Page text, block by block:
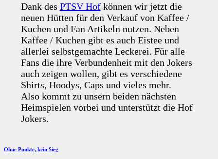
Dank des PTSV Hofkönnen wir jetzt die
neuen Hütten für den Verkauf von Kaffee /
Kuchen und Fan Artikeln nutzen. Neben
Kaffee / Kuchen gibt es auch Eistee und
allerlei selbstgemachte Leckerei. Für alle
Fans die ihre Verbundenheit mit den Jokers
auch zeigen wollen, gibt es verschiedene
Shirts, Hoodys, Caps und vieles mehr.
Also kommt zu unsern beiden nächsten
Heimspielen vorbei und unterstützt die Hof
Jokers.
Beitragsnavigation
Previous
Ohne Punkte, kein Sieg